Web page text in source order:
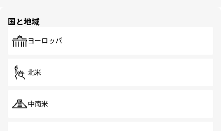
で、ホーカーズは地元の風情を楽しめる外せないスポット
国と地域
ヨーロッパ
北米
中南米